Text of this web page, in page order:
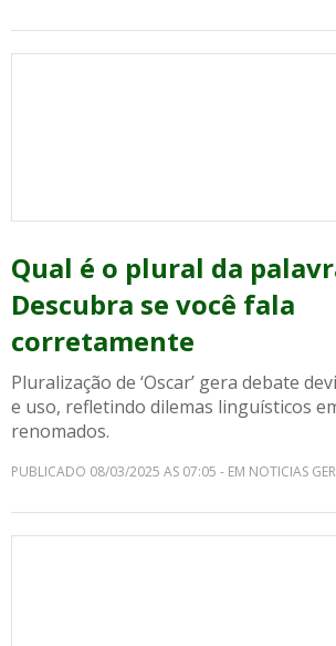
Qual é o plural da palavra
Descubra se você fala
corretamente
Pluralização de ‘Oscar’ gera debate
e uso, refletindo dilemas linguísticos
renomados.
PUBLICADO 08/03/2025 AS 07:05 - EM NOTICIAS